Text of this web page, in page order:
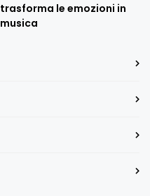
trasforma le emozioni in
musica